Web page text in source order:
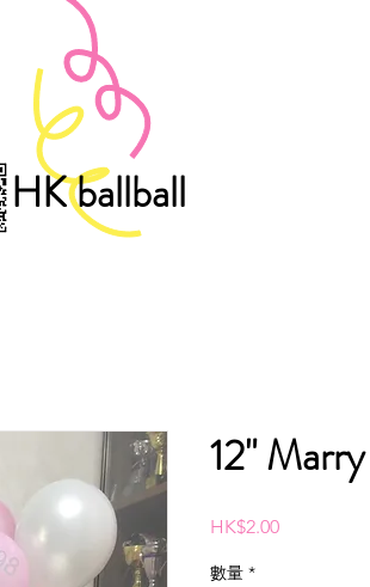
HK ballball
12"
HK$2.00價
數量 *